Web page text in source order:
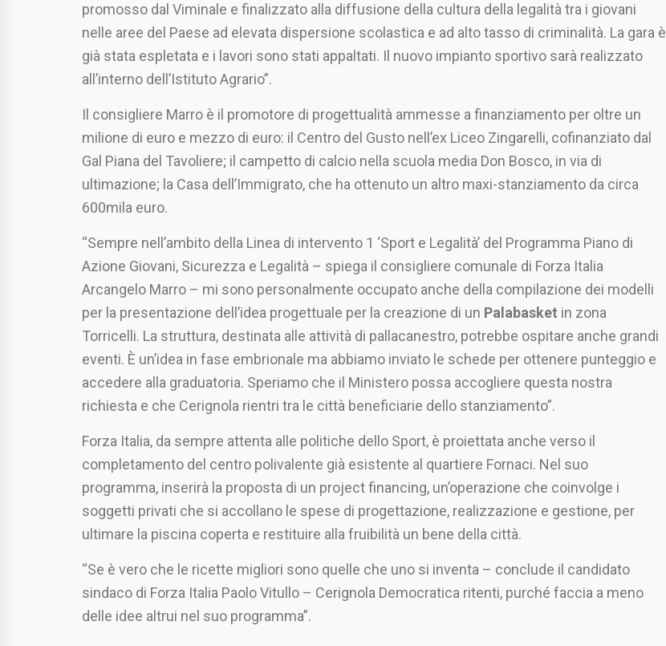
promosso dal Viminale e finalizzato alla diffusione della cultura della legalità tra i giovani
nelle aree del Paese ad elevata dispersione scolastica e ad alto tasso di criminalità. La gara è
già stata espletata e i lavori sono stati appaltati. Il nuovo impianto sportivo sarà realizzato
all’interno dell’Istituto Agrario”.
Il consigliere Marro è il promotore di progettualità ammesse a finanziamento per oltre un
milione di euro e mezzo di euro: il Centro del Gusto nell’ex Liceo Zingarelli, cofinanziato dal
Gal Piana del Tavoliere; il campetto di calcio nella scuola media Don Bosco, in via di
ultimazione; la Casa dell’Immigrato, che ha ottenuto un altro maxi-stanziamento da circa
600mila euro.
“Sempre nell’ambito della Linea di intervento 1 ‘Sport e Legalità’ del Programma Piano di
Azione Giovani, Sicurezza e Legalità – spiega il consigliere comunale di Forza Italia
Arcangelo Marro – mi sono personalmente occupato anche della compilazione dei modelli
per la presentazione dell’idea progettuale per la creazione di un Palabasket in zona
Torricelli. La struttura, destinata alle attività di pallacanestro, potrebbe ospitare anche grandi
eventi. È un’idea in fase embrionale ma abbiamo inviato le schede per ottenere punteggio e
accedere alla graduatoria. Speriamo che il Ministero possa accogliere questa nostra
richiesta e che Cerignola rientri tra le città beneficiarie dello stanziamento”.
Forza Italia, da sempre attenta alle politiche dello Sport, è proiettata anche verso il
completamento del centro polivalente già esistente al quartiere Fornaci. Nel suo
programma, inserirà la proposta di un project financing, un’operazione che coinvolge i
soggetti privati che si accollano le spese di progettazione, realizzazione e gestione, per
ultimare la piscina coperta e restituire alla fruibilità un bene della città.
“Se è vero che le ricette migliori sono quelle che uno si inventa – conclude il candidato
sindaco di Forza Italia Paolo Vitullo – Cerignola Democratica ritenti, purché faccia a meno
delle idee altrui nel suo programma”.